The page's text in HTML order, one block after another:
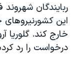
چهل سال
قانون شفافیت
اعتراضات مردمی
ربايندگان
اين کشورنيروهای
خارج کند. گلوريا
درخواست را رد